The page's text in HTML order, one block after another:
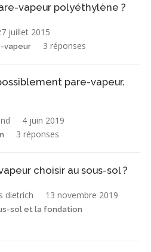
vapeur polyéthylène ?
juillet 2015
vapeur 3 réponses
pare-vapeur.
4 juin 2019
3 réponses
choisir au sous-sol ?
dietrich 13 novembre 2019
sol et la fondation